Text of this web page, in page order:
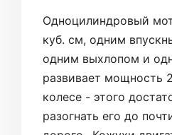
Одноцилиндровый
куб. см, одним
одним выхлопом и
развивает мощность
колесе - этого
разогнать его до